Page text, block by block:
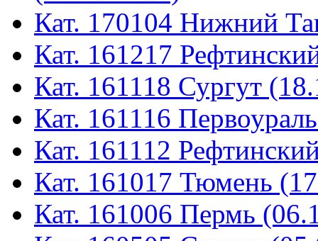
Кат. 170104 Нижний
Кат. 161217
Кат. 161118 Сургут
Кат. 161116
Кат. 161112
Кат. 161017 Тюмень
Кат. 161006 Пермь